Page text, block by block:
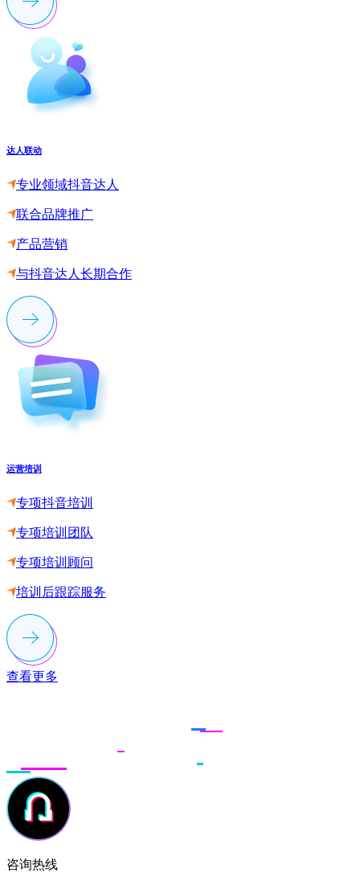
达人联动
专业领域抖音达人
联合品牌推广
产品营销
与抖音达人长期合作
运营培训
专项抖音培训
专项培训团队
专项培训顾问
培训后跟踪服务
查看更多
咨询热线